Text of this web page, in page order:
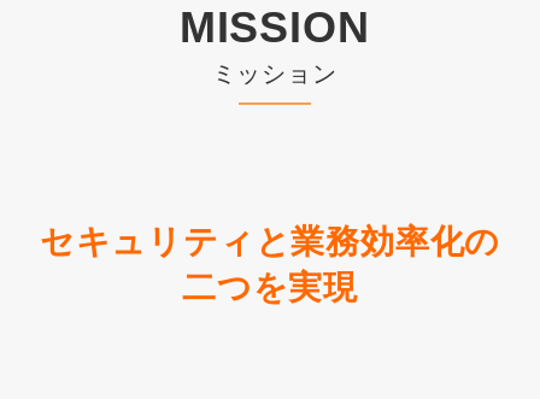
MISSION
ミッション
セキュリティと業務効率化の
二つを実現